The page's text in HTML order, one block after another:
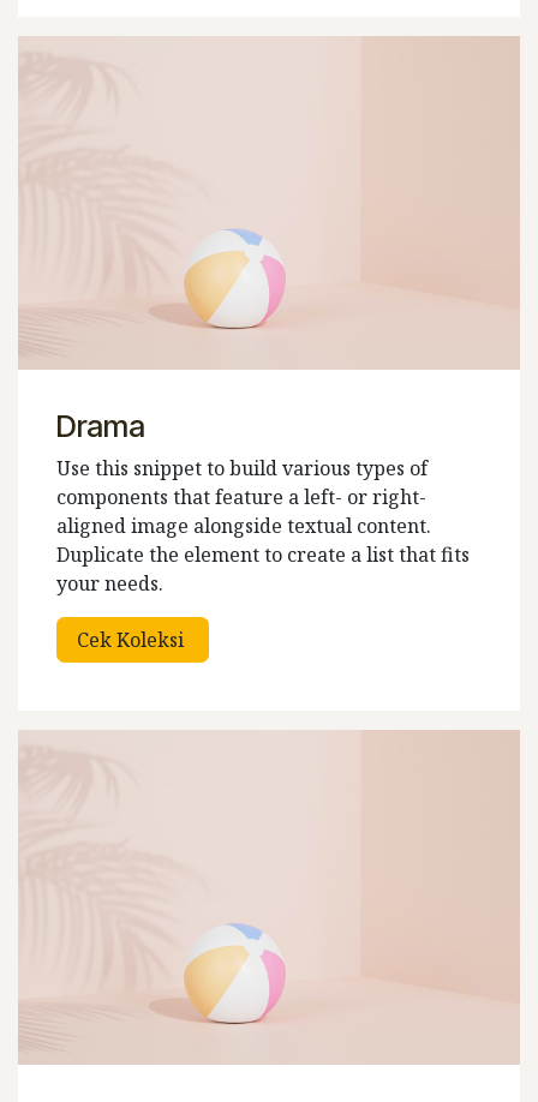
Drama
Use this snippet to build various types of
components that feature a left- or right-
aligned image alongside textual content.
Duplicate the element to create a list that fits
your needs.
Cek Koleksi ​